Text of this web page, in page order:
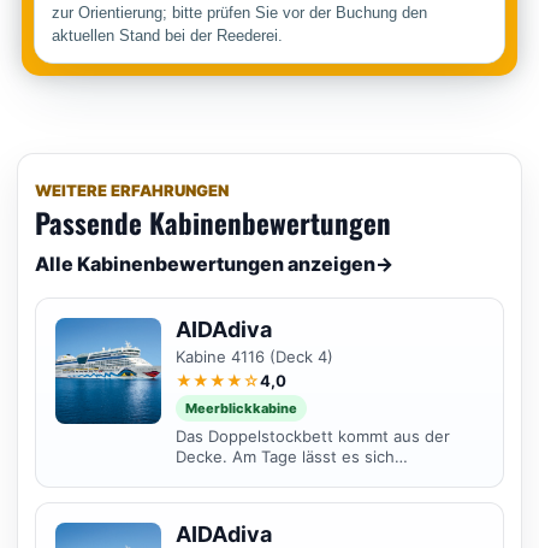
zur Orientierung; bitte prüfen Sie vor der Buchung den
aktuellen Stand bei der Reederei.
WEITERE ERFAHRUNGEN
Passende Kabinenbewertungen
Alle Kabinenbewertungen anzeigen→
AIDAdiva
Kabine 4116 (Deck 4)
★★★★☆4,0
Meerblickkabine
Das Doppelstockbett kommt aus der
Decke. Am Tage lässt es sich
AIDAdiva